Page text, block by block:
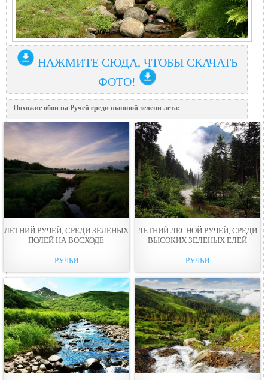
НАЖМИТЕ СЮДА, ЧТОБЫ СКАЧАТЬ
ФОТО!
Похожие обои на Ручей среди пышной зелени лета:
ЛЕТНИЙ РУЧЕЙ, СРЕДИ ЗЕЛЕНЫХ
ПОЛЕЙ НА ВОСХОДЕ
РУЧЬИ
ЛЕТНИЙ ЛЕСНОЙ РУЧЕЙ, СРЕДИ
ВЫСОКИХ ЗЕЛЕНЫХ ЕЛЕЙ
РУЧЬИ